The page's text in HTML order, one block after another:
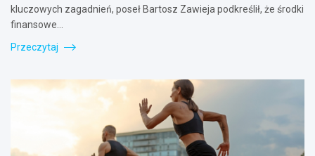
kluczowych zagadnień, poseł Bartosz Zawieja podkreślił, że środki
finansowe…
Przeczytaj